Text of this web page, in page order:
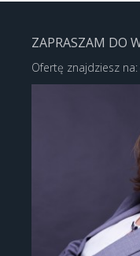
ZAPRASZAM DO
Ofertę znajdziesz na: